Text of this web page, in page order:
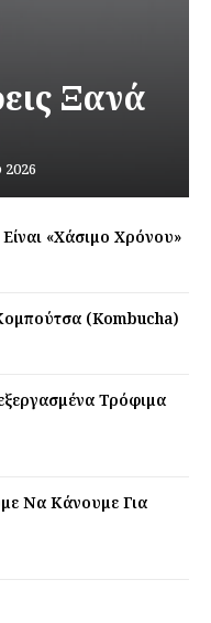
Ξανά
«Χάσιμο Χρόνου»
(Kombucha)
Τρόφιμα
Να Κάνουμε Για